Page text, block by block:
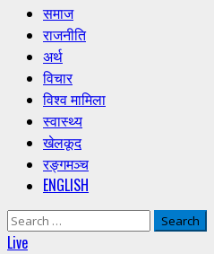
Primary
Menu
समाज
राजनीति
अर्थ
विचार
विश्व मामिला
स्वास्थ्य
खेलकूद
रङ्गमञ्च
ENGLISH
Search
for:
Live